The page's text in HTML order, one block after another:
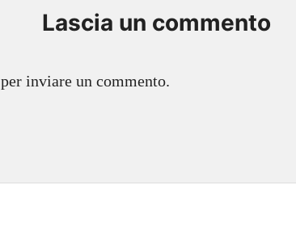
Lascia un commento
per inviare un commento.